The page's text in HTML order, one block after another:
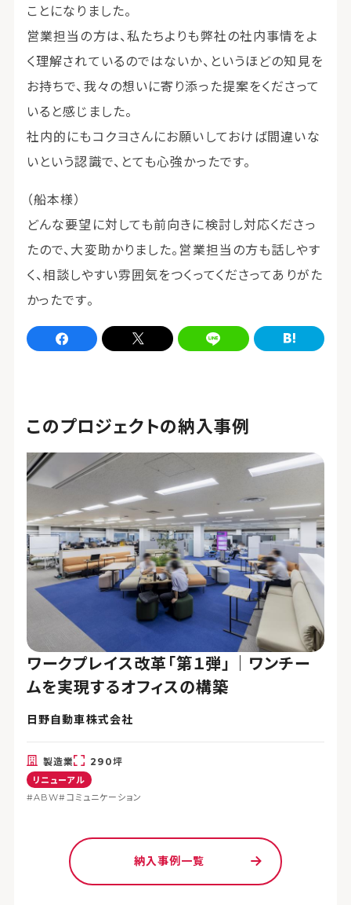
ことになりました。
営業担当の方は、私たちよりも弊社の社内事情をよ
く理解されているのではないか、というほどの知見を
お持ちで、我々の想いに寄り添った提案をくださって
いると感じました。
社内的にもコクヨさんにお願いしておけば間違いな
いという認識で、とても心強かったです。
（船本様）
どんな要望に対しても前向きに検討し対応くださっ
たので、大変助かりました。営業担当の方も話しやす
く、相談しやすい雰囲気をつくってくださってありがた
かったです。
このプロジェクトの納入事例
ワークプレイス改革「第１弾」｜ワンチー
ムを実現するオフィスの構築
日野自動車株式会社
製造業 290坪
リニューアル
#ABW#コミュニケーション
納入事例一覧